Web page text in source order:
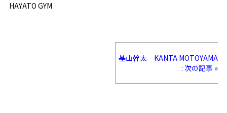
HAYATO GYM
基山幹太 KANTA MOTOYAMA
: 次の記事 »